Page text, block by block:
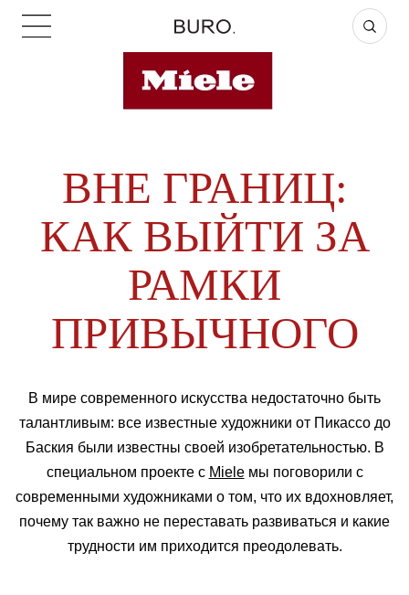
ВНЕ ГРАНИЦ:
КАК ВЫЙТИ ЗА
РАМКИ
ПРИВЫЧНОГО
В мире современного искусства недостаточно быть
талантливым: все известные художники от Пикассо до
Баския были известны своей изобретательностью. В
специальном проекте с Mieleмы поговорили с
современными художниками о том, что их вдохновляет,
почему так важно не переставать развиваться и какие
трудности им приходится преодолевать.